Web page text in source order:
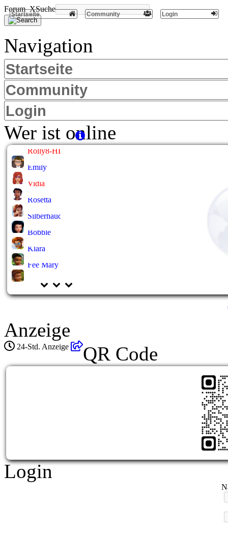
Startseite Community Login
Forum XSuche
Navigation
Startseite
Community
Login
Wer ist online
Rolly8-HL
Emily
Vidia
Rosetta
Silberhauch
Bobble
Klara
Fee Mary
Anzeige
24-Std. Anzeige QR Code
Login